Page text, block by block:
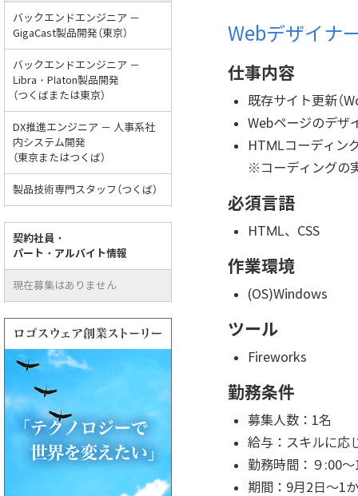
Webデザイナ
仕事内容
既存サイト更新（
Webページのデザ
HTMLコーディン
※コーディングの
必須言語
HTML、CSS
作業環境
(OS)Windows
ツール
Fireworks
勤務条件
募集人数：1名
給与：スキルに応
勤務時間：９:00
期間：9月2日～1
バックエンドエンジニア －
GigaCast製品開発（東京）
バックエンドエンジニア －
Libra・Platon製品開発
（つくばまたは東京）
DX推進エンジニア － 人事系社
内システム開発
（東京またはつくば）
製品技術専門スタッフ（つくば）
契約社員・
パート・アルバイト情報
現在募集はありません